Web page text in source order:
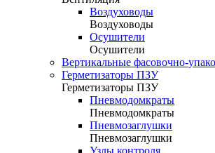
Воздуховоды
Воздуховоды
Осушители
Осушители
Вертикальные фасовочно-
Герметизаторы ПЗУ
Герметизаторы ПЗУ
Пневмодомкраты
Пневмодомкраты
Пневмозаглушки
Пневмозаглушки
Узлы контроля